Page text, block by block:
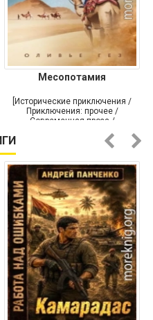
Месопотамия
[Исторические приключения /
Приключения: прочее /
Современная проза /